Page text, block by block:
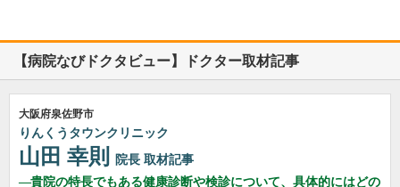
【病院なびドクタビュー】ドクター取材記事
大阪府泉佐野市
りんくうタウンクリニック
山田 幸則 院長 取材記事
貴院の特長でもある健康診断や検診について、具体的にはどの